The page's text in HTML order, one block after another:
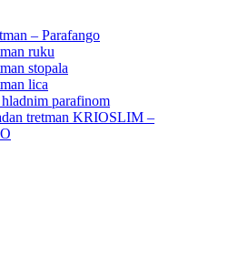
– Parafango
ruku
stopala
lica
parafinom
tretman KRIOSLIM –